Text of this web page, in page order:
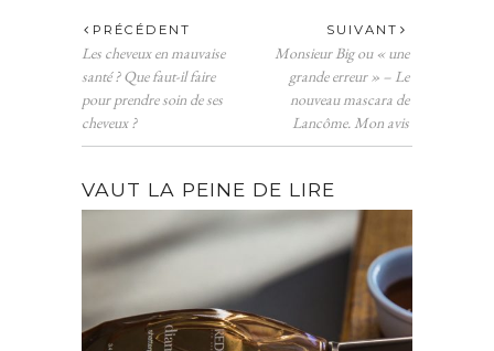
PRÉCÉDENT
Les cheveux en mauvaise
santé ? Que faut-il faire
pour prendre soin de ses
cheveux ?
SUIVANT
Monsieur Big ou « une
grande erreur » – Le
nouveau mascara de
Lancôme. Mon avis
VAUT LA PEINE DE LIRE